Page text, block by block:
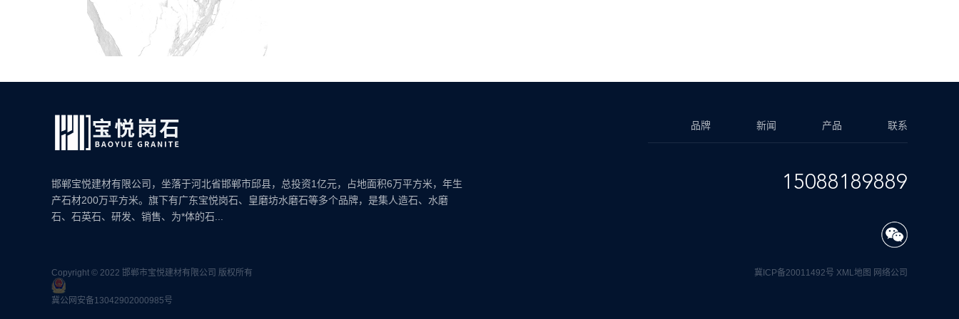
邯郸宝悦建材有限公司，坐落于河北省邯郸市邱县，总投资1亿元，占地面积6万平方米，年生
产石材200万平方米。旗下有广东宝悦岗石、皇磨坊水磨石等多个品牌，是集人造石、水磨
石、石英石、研发、销售、为*体的石...
品牌 新闻 产品 联系
15088189889
Copyright © 2022 邯郸市宝悦建材有限公司 版权所有
冀公网安备13042902000985号
冀ICP备20011492号 XML地图 网络公司